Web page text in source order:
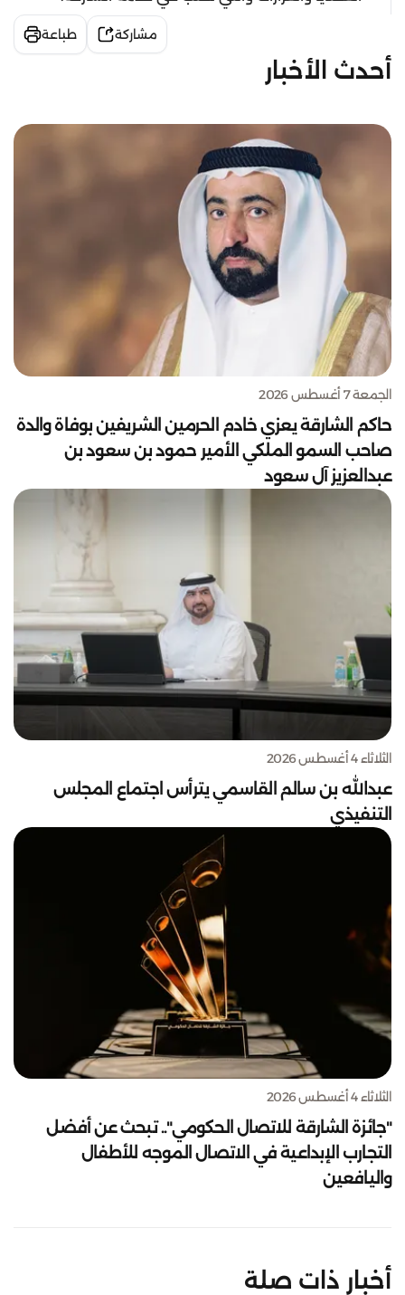
مشاركة طباعة
أحدث الأخبار
الجمعة 7 أغسطس 2026
حاكم الشارقة يعزي خادم الحرمين الشريفين بوفاة والدة
صاحب السمو الملكي الأمير حمود بن سعود بن
عبدالعزيز آل سعود
الثلاثاء 4 أغسطس 2026
عبدالله بن سالم القاسمي يترأس اجتماع المجلس
التنفيذي
الثلاثاء 4 أغسطس 2026
"جائزة الشارقة للاتصال الحكومي".. تبحث عن أفضل
التجارب الإبداعية في الاتصال الموجه للأطفال
واليافعين
أخبار ذات صلة